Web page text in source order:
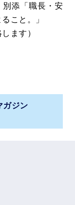
別添「職長・安
こと。」
ます）
ガジン